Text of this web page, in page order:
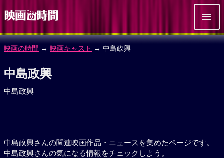
映画の時間 → 映画キャスト → 中島政興
中島政興
中島政興
中島政興さんの関連映画作品・ニュースを集めたページです。
中島政興さんの気になる情報をチェックしよう。